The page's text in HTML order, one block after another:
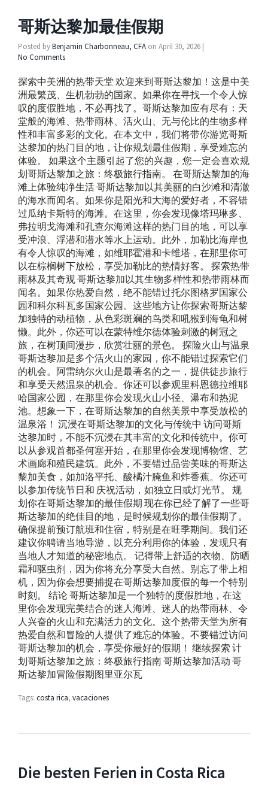
哥斯达黎加最佳假期
Posted byBenjamin Charbonneau, CFA on April 30, 2026 |
No Comments
探索中美洲的热带天堂 欢迎来到哥斯达黎加！这是中美
洲最繁茂、生机勃勃的国家。如果你在寻找一个令人惊
叹的度假胜地，不必再找了。哥斯达黎加应有尽有：天
堂般的海滩、热带雨林、活火山、无与伦比的生物多样
性和丰富多彩的文化。在本文中，我们将带你游览哥斯
达黎加的热门目的地，让你规划最佳假期，享受难忘的
体验。 如果这个主题引起了您的兴趣，您一定会喜欢规
划哥斯达黎加之旅：终极旅行指南。 在哥斯达黎加的海
滩上体验纯净生活 哥斯达黎加以其美丽的白沙滩和清澈
的海水而闻名。如果你是阳光和大海的爱好者，不容错
过瓜纳卡斯特的海滩。在这里，你会发现像塔玛琳多、
弗拉明戈海滩和孔查尔海滩这样的热门目的地，可以享
受冲浪、浮潜和潜水等水上运动。此外，加勒比海岸也
有令人惊叹的海滩，如维耶霍港和卡维塔，在那里你可
以在棕榈树下放松，享受加勒比的热情好客。 探索热带
雨林及其奇观 哥斯达黎加以其生物多样性和热带雨林而
闻名。如果你热爱自然，绝不能错过托尔图格罗国家公
园和科尔科瓦多国家公园。这些地方让你探索哥斯达黎
加独特的动植物，从色彩斑斓的鸟类和吼猴到海龟和树
懒。此外，你还可以在蒙特维尔德体验刺激的树冠之
旅，在树顶间漫步，欣赏壮丽的景色。 探险火山与温泉
哥斯达黎加是多个活火山的家园，你不能错过探索它们
的机会。阿雷纳尔火山是最著名的之一，提供徒步旅行
和享受天然温泉的机会。你还可以参观里科恩德拉维耶
哈国家公园，在那里你会发现火山小径、瀑布和热泥
池。想象一下，在哥斯达黎加的自然美景中享受放松的
温泉浴！ 沉浸在哥斯达黎加的文化与传统中 访问哥斯
达黎加时，不能不沉浸在其丰富的文化和传统中。你可
以从参观首都圣何塞开始，在那里你会发现博物馆、艺
术画廊和殖民建筑。此外，不要错过品尝美味的哥斯达
黎加美食，如加洛平托、酸橘汁腌鱼和炸香蕉。你还可
以参加传统节日和 庆祝活动，如独立日或灯光节。 规
划你在哥斯达黎加的最佳假期 现在你已经了解了一些哥
斯达黎加的绝佳目的地，是时候规划你的最佳假期了。
确保提前预订航班和住宿，特别是在旺季期间。我们还
建议你聘请当地导游，以充分利用你的体验，发现只有
当地人才知道的秘密地点。 记得带上舒适的衣物、防晒
霜和驱虫剂，因为你将充分享受大自然。别忘了带上相
机，因为你会想要捕捉在哥斯达黎加度假的每一个特别
时刻。 结论 哥斯达黎加是一个独特的度假胜地，在这
里你会发现完美结合的迷人海滩、迷人的热带雨林、令
人兴奋的火山和充满活力的文化。这个热带天堂为所有
热爱自然和冒险的人提供了难忘的体验。不要错过访问
哥斯达黎加的机会，享受你最好的假期！ 继续探索 计
划哥斯达黎加之旅：终极旅行指南 哥斯达黎加活动 哥
斯达黎加冒险假期图里亚尔瓦
Tags: costa rica, vacaciones
Die besten Ferien in Costa Rica